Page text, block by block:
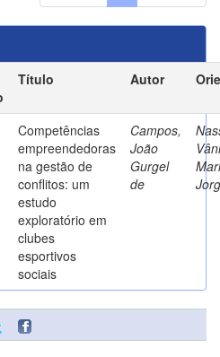
Título Autor
Competências
empreendedoras
na gestão de
conflitos: um
estudo
exploratório em
clubes
esportivos
sociais
Campos,
João
Gurgel
de